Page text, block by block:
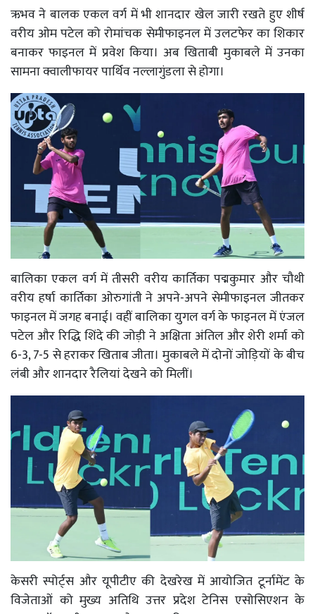
ऋभव ने बालक एकल वर्ग में भी शानदार खेल जारी रखते हुए शीर्ष
वरीय ओम पटेल को रोमांचक सेमीफाइनल में उलटफेर का शिकार
बनाकर फाइनल में प्रवेश किया। अब खिताबी मुकाबले में उनका
सामना क्वालीफायर पार्थिव नल्लागुंडला से होगा।
बालिका एकल वर्ग में तीसरी वरीय कार्तिका पद्मकुमार और चौथी
वरीय हर्षा कार्तिका ओरुगांती ने अपने-अपने सेमीफाइनल जीतकर
फाइनल में जगह बनाई। वहीं बालिका युगल वर्ग के फाइनल में एंजल
पटेल और रिद्धि शिंदे की जोड़ी ने अक्षिता अंतिल और शेरी शर्मा को
6-3, 7-5 से हराकर खिताब जीता। मुकाबले में दोनों जोड़ियों के बीच
लंबी और शानदार रैलियां देखने को मिलीं।
केसरी स्पोर्ट्स और यूपीटीए की देखरेख में आयोजित टूर्नामेंट के
विजेताओं को मुख्य अतिथि उत्तर प्रदेश टेनिस एसोसिएशन के